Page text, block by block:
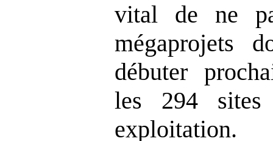
vital de ne
mégaprojets
débuter
les 294
exploitation.